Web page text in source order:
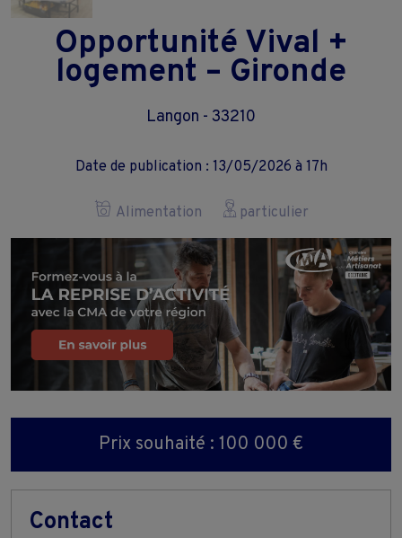
Opportunité Vival +
logement – Gironde
Langon - 33210
Date de publication : 13/05/2026 à 17h
Alimentation particulier
Prix souhaité : 100 000 €
Contact